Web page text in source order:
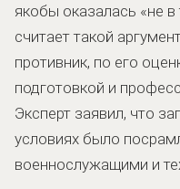
якобы оказалась «не
считает такой
противник, по его
подготовкой и
Эксперт заявил, что
условиях было
военнослужащими и